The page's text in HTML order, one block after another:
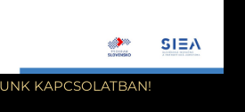
KAPCSOLATBAN!